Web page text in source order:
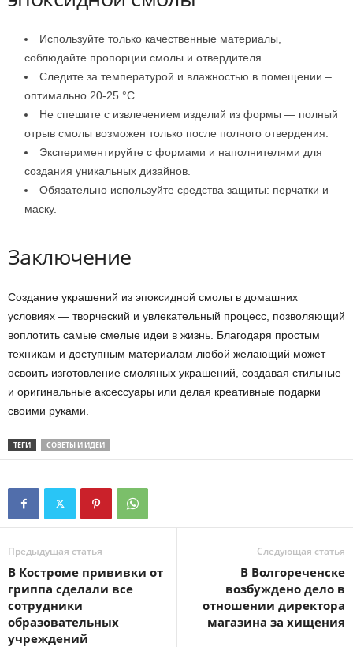
Используйте только качественные материалы,
соблюдайте пропорции смолы и отвердителя.
Следите за температурой и влажностью в помещении –
оптимально 20-25 °C.
Не спешите с извлечением изделий из формы — полный
отрыв смолы возможен только после полного отвердения.
Экспериментируйте с формами и наполнителями для
создания уникальных дизайнов.
Обязательно используйте средства защиты: перчатки и
маску.
Заключение
Создание украшений из эпоксидной смолы в домашних
условиях — творческий и увлекательный процесс, позволяющий
воплотить самые смелые идеи в жизнь. Благодаря простым
техникам и доступным материалам любой желающий может
освоить изготовление смоляных украшений, создавая стильные
и оригинальные аксессуары или делая креативные подарки
своими руками.
ТЕГИ СОВЕТЫ И ИДЕИ
Предыдущая статья
В Костроме прививки от
гриппа сделали все
сотрудники
образовательных
учреждений
Следующая статья
В Волгореченске
возбуждено дело в
отношении директора
магазина за хищения